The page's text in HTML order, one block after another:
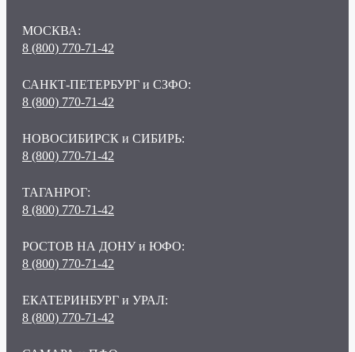
МОСКВА:
8 (800) 770-71-42
САНКТ-ПЕТЕРБУРГ и СЗФО:
8 (800) 770-71-42
НОВОСИБИРСК и СИБИРЬ:
8 (800) 770-71-42
ТАГАНРОГ:
8 (800) 770-71-42
РОСТОВ НА ДОНУ и ЮФО:
8 (800) 770-71-42
ЕКАТЕРИНБУРГ и УРАЛ:
8 (800) 770-71-42